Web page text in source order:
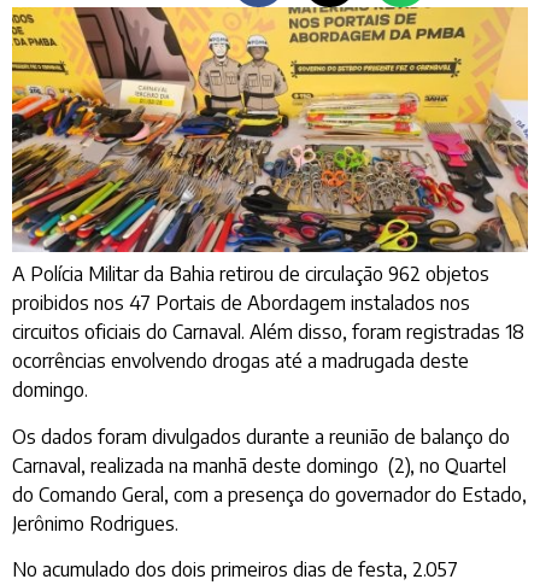
A Polícia Militar da Bahia retirou de circulação 962 objetos
proibidos nos 47 Portais de Abordagem instalados nos
circuitos oficiais do Carnaval. Além disso, foram registradas 18
ocorrências envolvendo drogas até a madrugada deste
domingo.
Os dados foram divulgados durante a reunião de balanço do
Carnaval, realizada na manhã deste domingo (2), no Quartel
do Comando Geral, com a presença do governador do Estado,
Jerônimo Rodrigues.
No acumulado dos dois primeiros dias de festa, 2.057